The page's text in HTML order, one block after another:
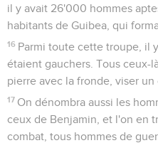
il y avait 26'000 hommes
habitants de Guibea, qui
16 Parmi toute cette troupe, il
étaient gauchers. Tous ceux-
pierre avec la fronde, viser un
17 On dénombra aussi les
ceux de Benjamin, et l'on en
combat, tous hommes de